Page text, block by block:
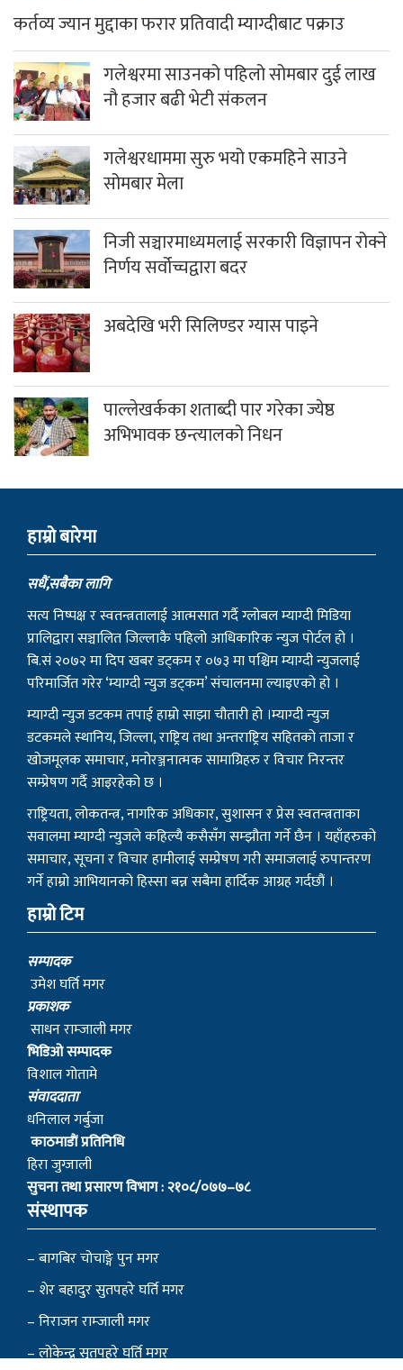
कर्तव्य ज्यान मुद्दाका फरार प्रतिवादी म्याग्दीबाट पक्राउ
गलेश्वरमा साउनको पहिलो सोमबार दुई लाख
नौ हजार बढी भेटी संकलन
गलेश्वरधाममा सुरु भयो एकमहिने साउने
सोमबार मेला
निजी सञ्चारमाध्यमलाई सरकारी विज्ञापन रोक्ने
निर्णय सर्वोच्चद्वारा बदर
अबदेखि भरी सिलिण्डर ग्यास पाइने
पाल्लेखर्कका शताब्दी पार गरेका ज्येष्ठ
अभिभावक छन्त्यालको निधन
हाम्राे बारेमा
सधैं,सबैका लागि
सत्य निष्पक्ष र स्वतन्त्रतालाई आत्मसात गर्दै ग्लोबल म्याग्दी मिडिया
प्रालिद्वारा सञ्चालित जिल्लाकै पहिलो आधिकारिक न्युज पोर्टल हो ।
बि.सं २०७२ मा दिप खबर डट्कम र ०७३ मा पश्चिम म्याग्दी न्युजलाई
परिमार्जित गरेर ‘म्याग्दी न्युज डट्कम’ संचालनमा ल्याइएको हो ।
म्याग्दी न्युज डटकम तपाई हाम्रो साझा चौतारी हो ।म्याग्दी न्युज
डटकमले स्थानिय, जिल्ला, राष्ट्रिय तथा अन्तराष्ट्रिय सहितको ताजा र
खोजमूलक समाचार, मनोरञ्जनात्मक सामाग्रिहरु र विचार निरन्तर
सम्प्रेषण गर्दै आइरहेको छ ।
राष्ट्रियता, लोकतन्त्र, नागरिक अधिकार, सुशासन र प्रेस स्वतन्त्रताका
सवालमा म्याग्दी न्युजले कहिल्यै कसैसँग सम्झौता गर्ने छैन । यहाँहरुको
समाचार, सूचना र विचार हामीलाई सम्प्रेषण गरी समाजलाई रुपान्तरण
गर्ने हाम्रो आभियानको हिस्सा बन्न सबैमा हार्दिक आग्रह गर्दछौं ।
हाम्रो टिम
सम्पादक
उमेश घर्ति मगर
प्रकाशक
साधन राम्जाली मगर
भिडिओ सम्पादक
विशाल गोतामे
स‌ंवाददाता
धनिलाल गर्बुजा
काठमाडाैं प्रतिनिधि
हिरा जुग्जाली
सुचना तथा प्रसारण विभाग : २१०८/०७७–७८
संस्थापक
– बागबिर चोचाङ्गे पुन मगर
– शेर बहादुर सुतपहरे घर्ति मगर
– निराजन राम्जाली मगर
– लोकेन्द्र सुतपहरे घर्ति मगर